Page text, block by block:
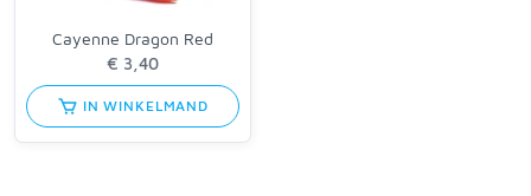
Cayenne Dragon Red
IN WINKELMAND